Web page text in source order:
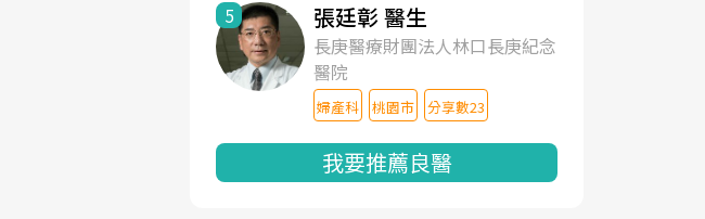
5 張廷彰 醫生
長庚醫療財團法人林口長庚紀念
醫院
婦產科 桃園市 分享數23
我要推薦良醫